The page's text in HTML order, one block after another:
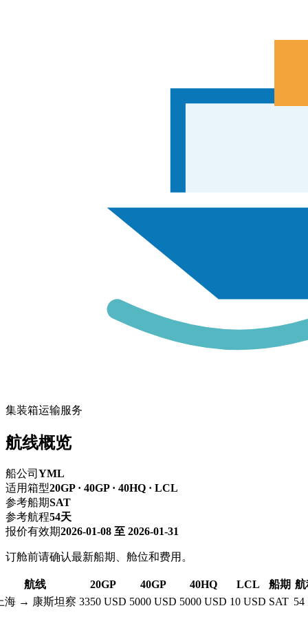
集装箱运输服务
航线概览
船公司 YML
适用箱型20GP · 40GP · 40HQ · LCL
参考船期SAT
参考航程54天
报价有效期2026-01-08 至 2026-01-31
订舱前请确认最新船期、舱位和费用。
航线 20GP 40GP 40HQ LCL 船期 航
海 → 康斯坦察 3350 USD 5000 USD 5000 USD 10 USD SAT 54